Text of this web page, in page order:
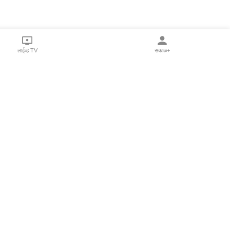
लाईव्ह TV सकाळ+